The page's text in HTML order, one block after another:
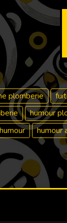
plomberie
humour
humour